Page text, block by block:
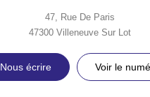
47, Rue De Paris
47300 Villeneuve Sur Lot
Nous écrire Voir le